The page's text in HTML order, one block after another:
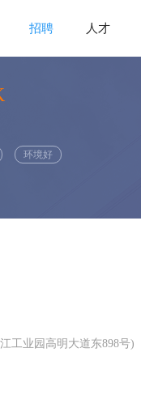
招聘 人才
环境好
工业园高明大道东898号)